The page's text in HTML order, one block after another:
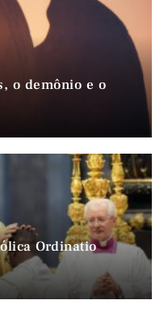
o demônio e o
Ordinatio